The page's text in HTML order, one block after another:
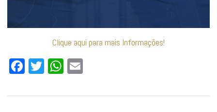
Clique aqui para mais Informações!
Facebook
TwitterWhatsApp